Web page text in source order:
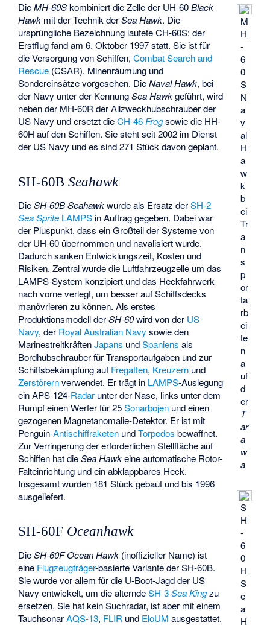
M
H
-
6
0
S
N
a
v
al
H
a
w
k
b
ei
Tr
a
n
s
p
or
ta
rb
ei
te
n
a
uf
d
er
T
ar
a
w
a
DieMH-60Skombiniert die Zelle der UH-60Black
Hawk mit der Technik derSea Hawk. Die
ursprüngliche Bezeichnung lautete CH-60S; der
Erstflug fand am 6. Oktober 1997 statt. Sie ist für
die Versorgung von Schiffen,Combat Search and
Rescue (CSAR), Minenräumung und
Sondereinsätze vorgesehen. DieNaval Hawk, bei
der Navy unter der KennungSea Hawkgeführt, wird
neben der MH-60R der Allzweckhubschrauber der
US Navy und ersetzt dieCH-46Frogsowie die HH-
60H auf den Schiffen. Sie steht seit 2002 im Dienst
der US Navy und es sind 271 Stück davon geplant.
SH-60BSeahawk
S
H
-
6
0
H
S
e
a
H
DieSH-60B Seahawkwurde als Ersatz derSH-2
Sea Sprite LAMPS in Auftrag gegeben. Dabei war
der Pluspunkt, dass ein Großteil der Systeme von
der UH-60 übernommen und navalisiert wurde.
Dadurch sanken Entwicklungszeit, Kosten und
Risiken. Zentral wurde die Luftfahrzeugzelle um das
LAMPS-System konzipiert und das Heckfahrwerk
nach vorne verlegt, um besser auf Schiffsdecks
manövrieren zu können. Als erstes
Produktionsmodell derSH-60wird von der US
Navy, der Royal Australian Navy sowie den
MarinestreitkräftenJapans undSpaniens als
Bordhubschrauber für Transportaufgaben und zur
Schiffsbekämpfung auf Fregatten, Kreuzern und
Zerstörernverwendet. Er trägt in LAMPS-Auslegung
ein APS-124-Radar unter der Nase, links unter dem
Rumpf einen Werfer für 25Sonarbojen und einen
gezogenen Magnetanomalie-Detektor. Er ist mit
Penguin-Antischiffraketen undTorpedos bewaffnet.
Zur Verringerung der erforderlichen Stellfläche auf
Schiffen hat dieSea Hawkeine automatische Rotor-
Falteinrichtung und ein abklappbares Heck.
Insgesamt wurden 181 Stück gebaut und bis 1996
ausgeliefert.
SH-60F Oceanhawk
DieSH-60F Ocean Hawk (inoffizieller Name) ist
eine Flugzeugträger-basierte Variante der SH-60B.
Sie wurde vor allem für die U-Boot-Jagd der US
Navy entwickelt, um die alterndeSH-3Sea Kingzu
ersetzen. Sie hat kein Suchradar, ist aber mit einem
TauchsonarAQS-13, FLIR und EloUM ausgestattet.